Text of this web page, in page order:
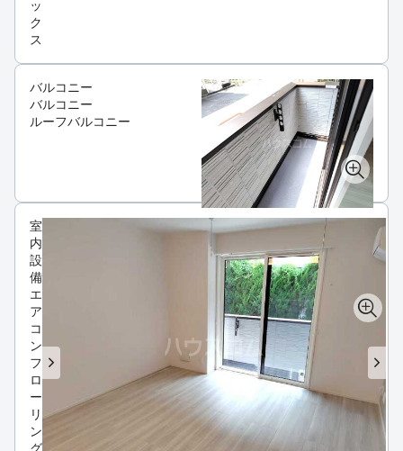
ッ
ク
ス
バルコニー
バルコニー
ルーフバルコニー
室
内
設
備
エ
ア
コ
ン
フ
ロ
ー
リ
ン